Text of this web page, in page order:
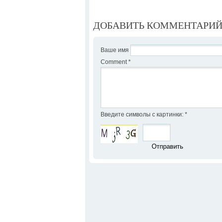
ДОБАВИТЬ КОММЕНТАРИЙ
Ваше имя
Comment *
Введите символы с картинки: *